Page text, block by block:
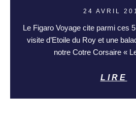
24 AVRIL
Le Figaro Voyage cite parmi ces
visite d’Etoile du Roy et une
notre Cotre Corsaire «
LIRE